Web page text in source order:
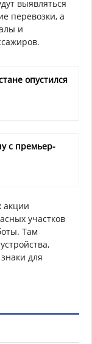
выявляться
перевозки, а
и
опустился
с премьер-
акции
участков
Там
для